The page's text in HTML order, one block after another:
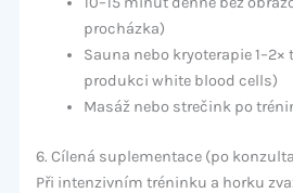
procházka)
Sauna nebo kryoterapie
produkci white blood cells)
Masáž nebo strečink po
6. Cílená suplementace (po
Při intenzivním tréninku a horku